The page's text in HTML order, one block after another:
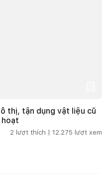
thị, tận dụng vật liệu cũ
hoạt
2 lượt thích | 12.275 lượt xem